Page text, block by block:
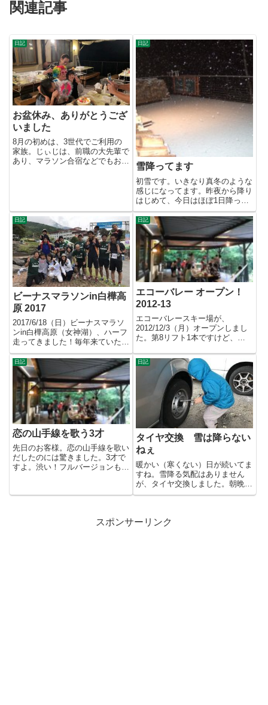
関連記事
日記
お盆休み、ありがとうござ
いました
8月の初めは、3世代でご利用の
家族。じぃじは、前職の大先輩で
あり、マラソン合宿などでもお世
日記
雪降ってます
初雪です。いきなり真冬のような
感じになってます。昨夜から降り
はじめて、今日はほぼ1日降って
ました。夕方の時点で10cmぐ...
日記
ビーナスマラソンin白樺高
原 2017
2017/6/18（日）ビーナスマラソ
ンin白樺高原（女神湖）、ハーフ
走ってきました！毎年来ていただ
いてる方々、今年はチ...
日記
エコーバレー オープン！
2012-13
エコーバレースキー場が、
2012/12/3（月）オープンしまし
た。第8リフト1本ですけど、こ
日記
恋の山手線を歌う3才
先日のお客様。恋の山手線を歌い
だしたのには驚きました。3才で
すよ。渋い！フルバージョンも歌
日記
タイヤ交換 雪は降らない
ねぇ
暖かい（寒くない）日が続いてま
すね。雪降る気配はありません
が、タイヤ交換しました。朝晩、
凍ってる場合があるので。何も教
スポンサーリンク